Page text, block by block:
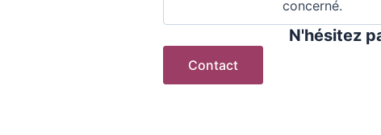
concerné.
N'hésitez
Contact